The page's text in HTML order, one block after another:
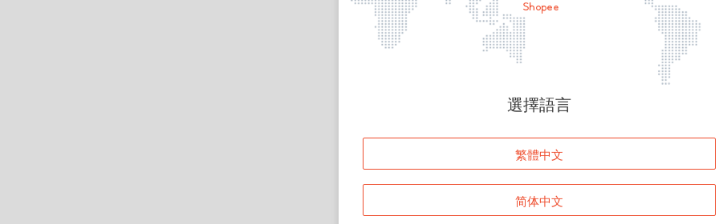
頁面無法顯示
登入
返回首頁
選擇語言
繁體中文
简体中文